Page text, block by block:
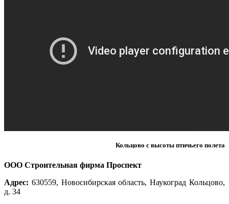
Кольцово с высоты птичьего полета
ООО Строительная фирма Проспект
Адрес: 630559, Новосибирская область, Наукоград Кольцово,
д. 34